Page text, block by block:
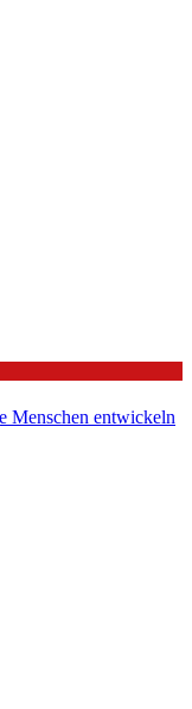
Menschen entwickeln